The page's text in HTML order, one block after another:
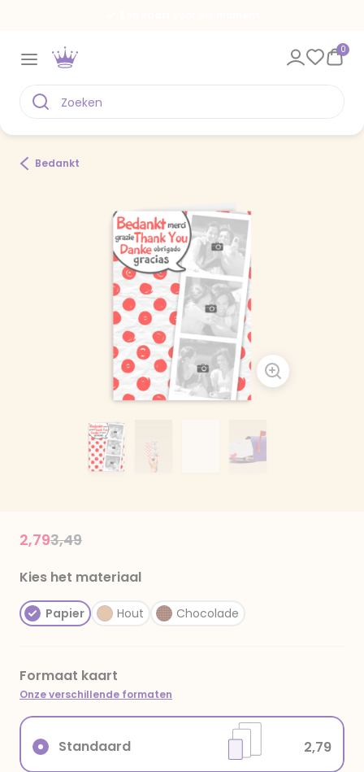
0
Bedankt
Price reduced from
3,49to
2,79
Kies het materiaal
Papier Hout Chocolade
Formaat kaart
Onze verschillende formaten
Standaard 2,79